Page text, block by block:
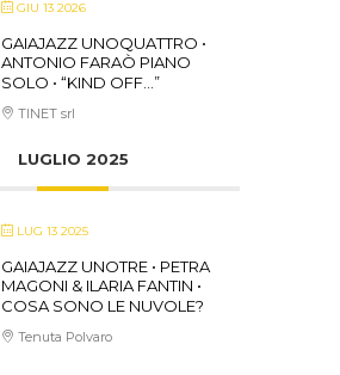
GIU 13 2026
GAIAJAZZ UNOQUATTRO •
ANTONIO FARAÒ PIANO
SOLO • “KIND OFF…”
TINET srl
LUGLIO 2025
LUG 13 2025
GAIAJAZZ UNOTRE • PETRA
MAGONI & ILARIA FANTIN •
COSA SONO LE NUVOLE?
Tenuta Polvaro